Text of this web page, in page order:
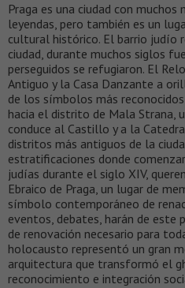
Praga es una ciudad con
leyendas, pero también es un
cultural histórico. El barrio judío
ciudad, durante muchos siglos
perseguidos se refugiaron. El
Antiguo y la Casa Danzante a
de los símbolos más
hacia el distrito de Mala Strana,
conduce al Castillo y a la
distritos más antiguos de la
estratificaciones donde
judías durante el siglo XIV,
Ebraico de Praga, un lugar de
símbolo contemporáneo de
eventos, debates, harán de
de renovación necesario para
holocausto representó un gran
arquitectura que transformó el
reconocimiento e integración